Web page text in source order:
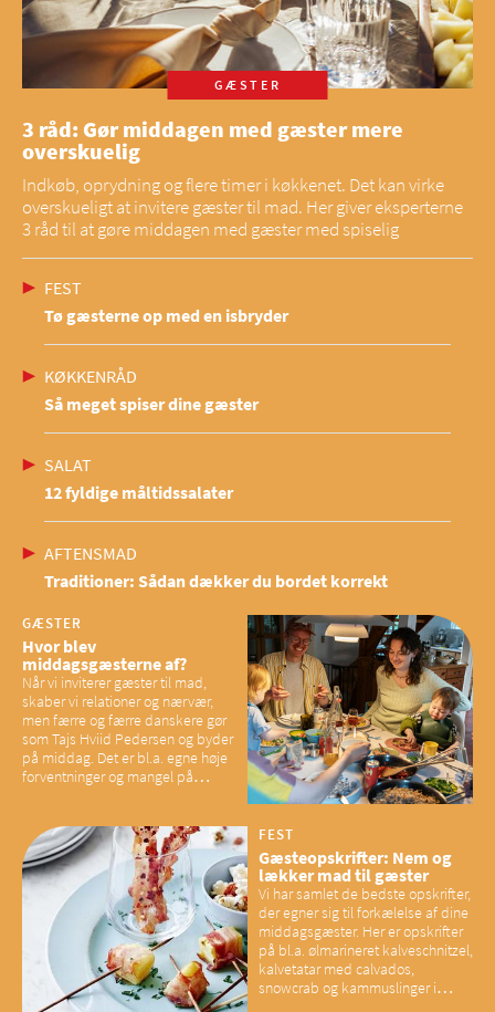
GÆSTER
3 råd: Gør middagen med gæster mere
overskuelig
Indkøb, oprydning og flere timer i køkkenet. Det kan virke
overskueligt at invitere gæster til mad. Her giver eksperterne
3 råd til at gøre middagen med gæster med spiselig
FEST
Tø gæsterne op med en isbryder
KØKKENRÅD
Så meget spiser dine gæster
SALAT
12 fyldige måltidssalater
AFTENSMAD
Traditioner: Sådan dækker du bordet korrekt
GÆSTER
Hvor blev
middagsgæsterne af?
Når vi inviterer gæster til mad,
skaber vi relationer og nærvær,
men færre og færre danskere gør
som Tajs Hviid Pedersen og byder
på middag. Det er bl.a. egne høje
forventninger og mangel på
have konsekvenser for vores
sociale fællesskaber
FEST
Gæsteopskrifter: Nem og
lækker mad til gæster
Vi har samlet de bedste opskrifter,
der egner sig til forkælelse af dine
middagsgæster. Her er opskrifter
på bl.a. ølmarineret kalveschnitzel,
kalvetatar med calvados,
snowcrab og kammuslinger i